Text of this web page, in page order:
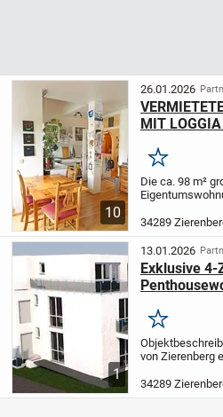
10
26.01.2026
MIT
Merken
Die ca. 98 m²
1994 und um
Wohnung ist die
Wohnküche...
34289
1
13.01.2026
Exklusive
Merken
von Zierenberg
Wohneinheiten
Penthaus. Die
34289